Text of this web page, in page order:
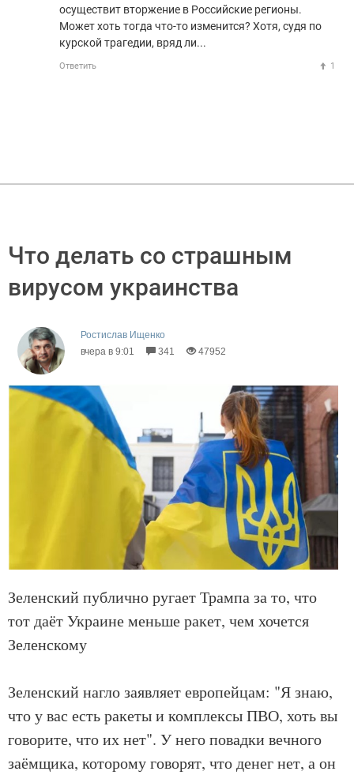
осуществит вторжение в Российские регионы.
Может хоть тогда что-то изменится? Хотя, судя по
курской трагедии, вряд ли...
Ответить 1
Что делать со страшным
вирусом украинства
Ростислав Ищенко
вчера в 9:01
341 47952
Зеленский публично ругает Трампа за то, что
тот даёт Украине меньше ракет, чем хочется
Зеленскому
Зеленский нагло заявляет европейцам: "Я знаю,
что у вас есть ракеты и комплексы ПВО, хоть вы
говорите, что их нет". У него повадки вечного
заёмщика, которому говорят, что денег нет, а он